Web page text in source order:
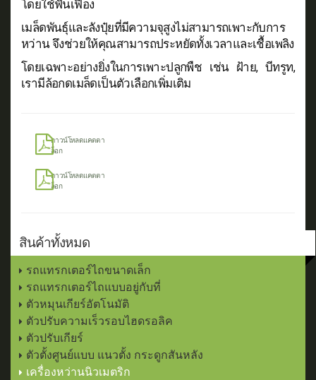
โดยใช้ฟันเฟือง
เมล็ดพันธุ์และลังปุ๋ยที่มีความจุสูงไม่สามารถเพาะกับการ
หว่าน จึงช่วยให้คุณสามารถประหยัดทั้งเวลาและเชื้อเพลิง
โดยเฉพาะอย่างยิ่งในการเพาะปลูกพืช เช่น ฝ้าย, บีทรูท,
เรามีล้อกดเมล็ดเป็นตัวเลือกเพิ่มเติม
ดาวน์โหลดแคตตา
ล็อก
ดาวน์โหลดแคตตา
ล็อก
สินค้าทั้งหมด
รถแทรกเตอร์ไถขนาดเล็ก
รถแทรกเตอร์ไถแบบอยู่กับที่
ตัวหมุนเกียร์อัตโนมัติ
ตัวปรับความเร็วรอบไฮดรอลิค
ตัวปรับเกียร์
ตัวตั้งศูนย์แบบ แนวตั้ง กระดูกสันหลัง
เครื่องหว่านนิวเมตริก